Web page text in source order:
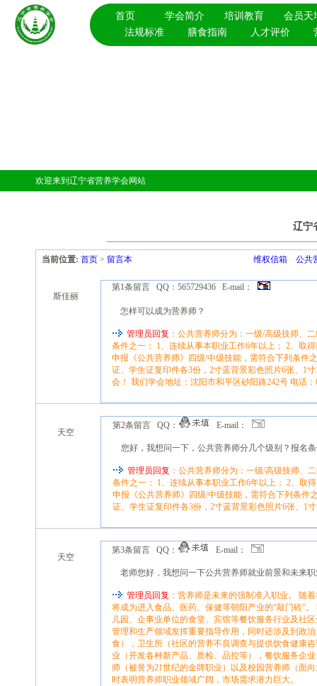
首页 学会简介 培训教育
会员天
法规标准
膳食指南 人才评价
欢迎来到辽宁省营养学会网站
辽宁
当前位置: 首页 > 留言本 维权信箱 公共
斯佳丽
第1条留言 QQ：565729436 E-mail：
怎样可以成为营养师？
管理员回复 ：公共营养师分为：一级/高级技师、
条件之一： 1、连续从事本职业工作6年以上； 2、取
申报《公共营养师》四级/中级技能，需符合下列条件
证、学生证复印件各3份，2寸蓝背景彩色照片6张、1
会！ 我们学会地址：沈阳市和平区砂阳路242号 电话：
天空
第2条留言 QQ： E-mail：
您好，我想问一下，公共营养师分几个级别？报名
管理员回复 ：公共营养师分为：一级/高级技师、
条件之一： 1、连续从事本职业工作6年以上； 2、取
申报《公共营养师》四级/中级技能，需符合下列条件
证、学生证复印件各3份，2寸蓝背景彩色照片6张、1
天空
第3条留言 QQ： E-mail：
老师您好，我想问一下公共营养师就业前景和未来
管理员回复 ：营养师是未来的强制准入职业。 随
将成为进入食品、医药、保健等朝阳产业的“敲门砖”
儿园、企事业单位的食堂、宾馆等餐饮服务行业及社
管理和生产领域发挥重要指导作用，同时还涉及到政
食），卫生所（社区的营养不良调查与提供饮食健康
业（开发各种新产品、质检、品控等），餐饮服务企
师（被誉为21世纪的金牌职业）以及校园营养师（面
时表明营养师职业领域广阔，市场需求潜力巨大。